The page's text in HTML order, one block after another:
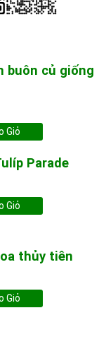
buôn củ giống
Giỏ
Parade
Giỏ
thủy tiên
Giỏ